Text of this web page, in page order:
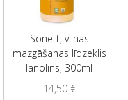
Sonett, vilnas
mazgāšanas līdzeklis
lanolīns, 300ml
14,50 €